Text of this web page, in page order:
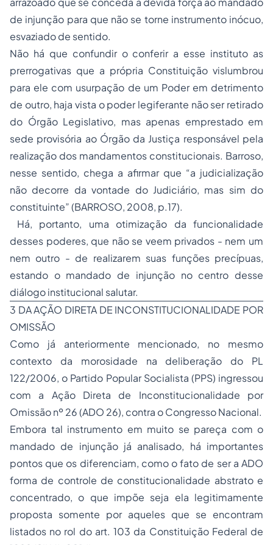
de injunção para que não se torne instrumento inócuo,
esvaziado de sentido.
Não há que confundir o conferir a esse instituto as
prerrogativas que a própria Constituição vislumbrou
para ele com usurpação de um Poder em detrimento
de outro, haja vista o poder legiferante não ser retirado
do Órgão Legislativo, mas apenas emprestado em
sede provisória ao Órgão da Justiça responsável pela
realização dos mandamentos constitucionais. Barroso,
nesse sentido, chega a afirmar que “a judicialização
não decorre da vontade do Judiciário, mas sim do
constituinte” (BARROSO, 2008, p.17).
Há, portanto, uma otimização da funcionalidade
desses poderes, que não se veem privados - nem um
nem outro - de realizarem suas funções precípuas,
estando o mandado de injunção no centro desse
diálogo institucional salutar.
3 DA AÇÃO DIRETA DE INCONSTITUCIONALIDADE POR
OMISSÃO
Como já anteriormente mencionado, no mesmo
contexto da morosidade na deliberação do PL
122/2006, o Partido Popular Socialista (PPS) ingressou
com a Ação Direta de Inconstitucionalidade por
Omissão nº 26 (ADO 26), contra o Congresso Nacional.
Embora tal instrumento em muito se pareça com o
mandado de injunção já analisado, há importantes
pontos que os diferenciam, como o fato de ser a ADO
forma de controle de constitucionalidade abstrato e
concentrado, o que impõe seja ela legitimamente
proposta somente por aqueles que se encontram
listados no rol do art. 103 da Constituição Federal de